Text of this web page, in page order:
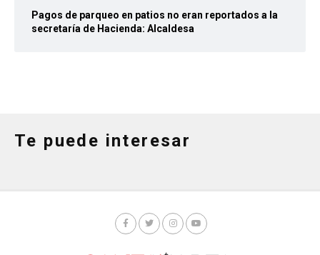
Pagos de parqueo en patios no eran reportados a la
secretaría de Hacienda: Alcaldesa
Te puede interesar